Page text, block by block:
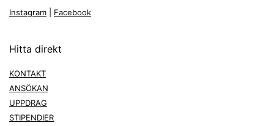
Instagram Facebook
Hitta direkt
KONTAKT
ANSÖKAN
UPPDRAG
STIPENDIER